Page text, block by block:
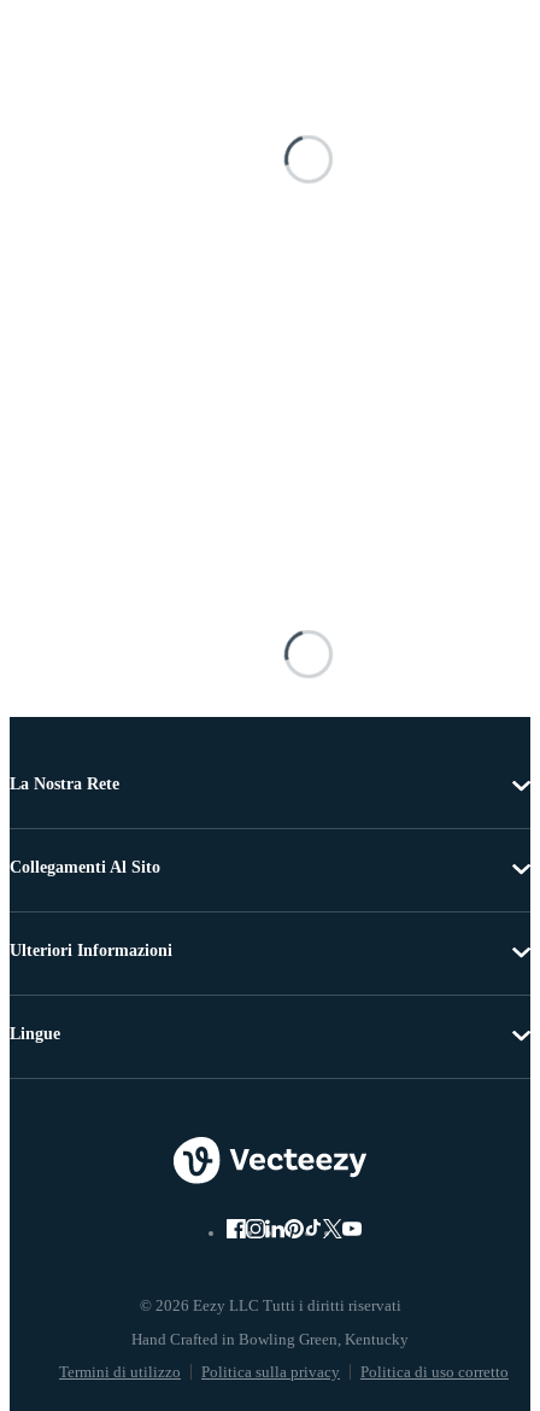
La Nostra Rete
Collegamenti Al Sito
Ulteriori Informazioni
© 2026 Eezy LLC Tutti i diritti riservati
Termini di utilizzo Politica sulla privacy Politica di uso corretto
Lingue